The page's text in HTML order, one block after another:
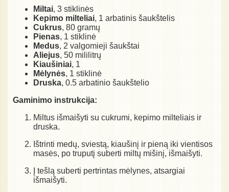
Miltai, 3 stiklinės
Kepimo milteliai, 1 arbatinis šaukštelis
Cukrus, 80 gramų
Pienas, 1 stiklinė
Medus, 2 valgomieji šaukštai
Aliejus, 50 mililitrų
Kiaušiniai, 1
Mėlynės, 1 stiklinė
Druska, 0.5 arbatinio šaukštelio
Gaminimo instrukcija:
Miltus išmaišyti su cukrumi, kepimo milteliais ir
druska.
Ištrinti medų, sviestą, kiaušinį ir pieną iki vientisos
masės, po truputį suberti miltų mišinį, išmaišyti.
Į tešlą suberti pertrintas mėlynes, atsargiai
išmaišyti.